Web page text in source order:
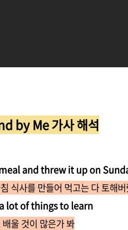
by Me 가사 해석
and threw it up on
식사를 만들어 먹고는 다 토해
lot of things to learn
울 것이 많은가 봐